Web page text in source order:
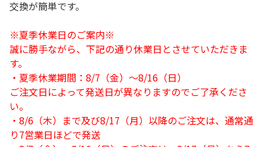
交換が簡単です。
※夏季休業日のご案内※
誠に勝手ながら、下記の通り休業日とさせていただきま
す。
・夏季休業期間：8/7（金）～8/16（日）
ご注文日によって発送日が異なりますのでご了承くださ
い。
・8/6（木）まで及び8/17（月）以降のご注文は、通常通
り7営業日ほどで発送